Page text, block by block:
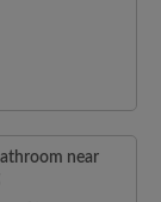
near